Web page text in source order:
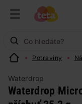
Potraviny
Waterdrop
Waterdrop